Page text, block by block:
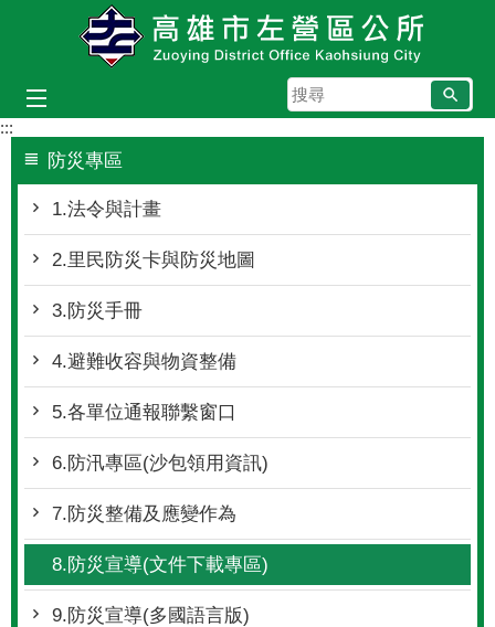
跳到主要內容區塊
搜
尋
:::
防災專區
1.法令與計畫
2.里民防災卡與防災地圖
3.防災手冊
4.避難收容與物資整備
5.各單位通報聯繫窗口
6.防汛專區(沙包領用資訊)
7.防災整備及應變作為
8.防災宣導(文件下載專區)
9.防災宣導(多國語言版)